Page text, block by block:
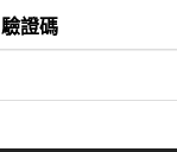
驗證碼